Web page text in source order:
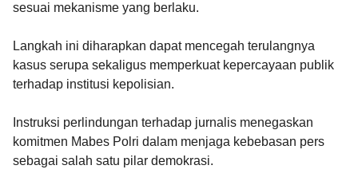
sesuai mekanisme yang berlaku.
Langkah ini diharapkan dapat mencegah terulangnya
kasus serupa sekaligus memperkuat kepercayaan publik
terhadap institusi kepolisian.
Instruksi perlindungan terhadap jurnalis menegaskan
komitmen Mabes Polri dalam menjaga kebebasan pers
sebagai salah satu pilar demokrasi.